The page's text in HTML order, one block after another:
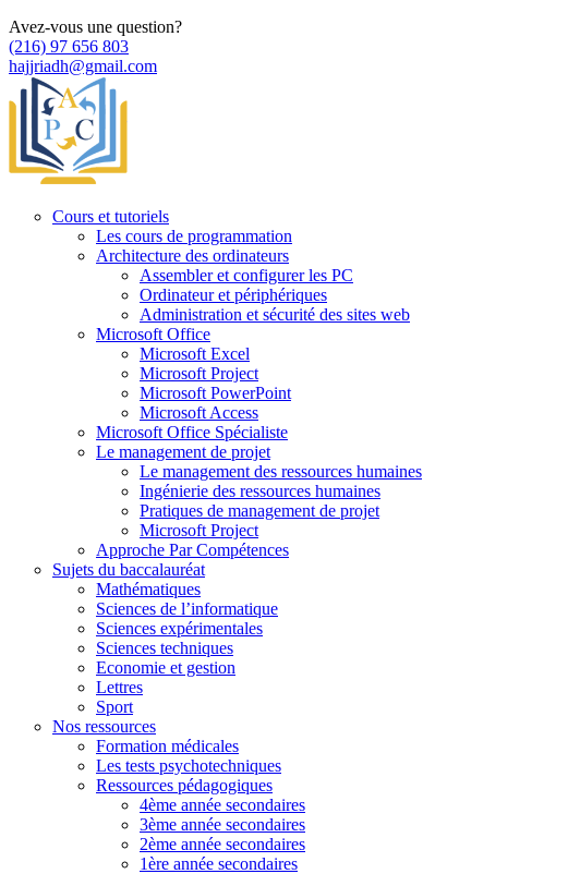
Avez-vous une question?
(216) 97 656 803
hajjriadh@gmail.com
Cours et tutoriels
Les cours de programmation
Architecture des ordinateurs
Assembler et configurer les PC
Ordinateur et périphériques
Administration et sécurité des sites web
Microsoft Office
Microsoft Excel
Microsoft Project
Microsoft PowerPoint
Microsoft Access
Microsoft Office Spécialiste
Le management de projet
Le management des ressources humaines
Ingénierie des ressources humaines
Pratiques de management de projet
Microsoft Project
Approche Par Compétences
Sujets du baccalauréat
Mathématiques
Sciences de l’informatique
Sciences expérimentales
Sciences techniques
Economie et gestion
Lettres
Sport
Nos ressources
Formation médicales
Les tests psychotechniques
Ressources pédagogiques
4ème année secondaires
3ème année secondaires
2ème année secondaires
1ère année secondaires